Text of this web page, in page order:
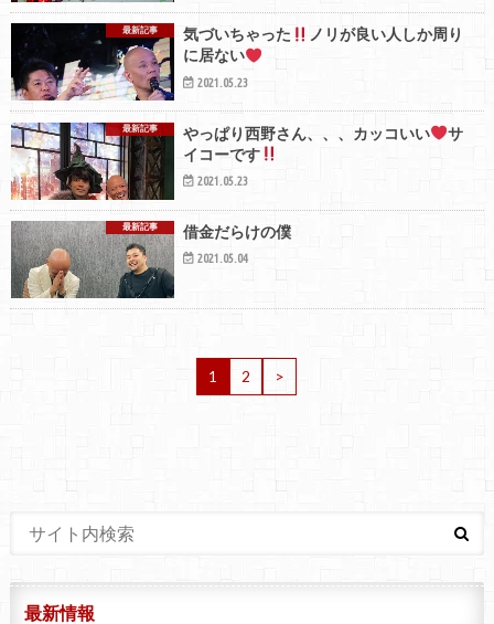
最新記事 気づいちゃった
ノリが良い人しか周り
に居ない
2021.05.23
最新記事 やっぱり西野さん、、、カッコいい
サ
イコーです
2021.05.23
最新記事 借金だらけの僕️️
2021.05.04
1 2 >
最新情報